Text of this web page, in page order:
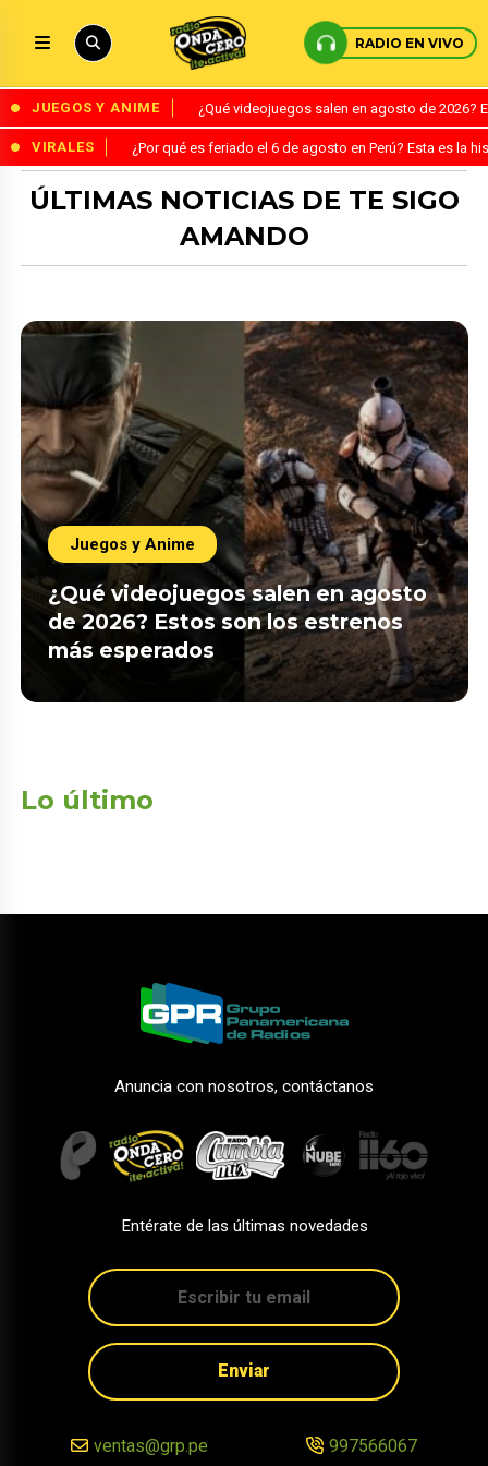
RADIO EN VIVO
JUEGOS Y ANIME ¿Qué videojuegos salen en agosto de
VIRALES ¿Por qué es feriado el 6 de agosto en Perú? Esta es la
ÚLTIMAS NOTICIAS DE TE SIGO
AMANDO
Juegos y Anime
¿Qué videojuegos salen en agosto
de 2026? Estos son los estrenos
más esperados
Lo último
Anuncia con nosotros, contáctanos
Entérate de las últimas novedades
Enviar
ventas@grp.pe 997566067